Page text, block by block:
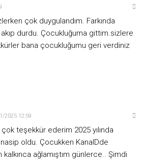
çok duygulandım. Farkında
durdu. Çocukluğuma gittim.sizlere
bana çocukluğumu geri verdiniz
2025 12:59
teşekkür ederim 2025 yılında
oldu. Çocukken KanalDde
ağlamıştım günlerce.. Şimdi